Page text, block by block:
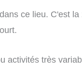
ce lieu. C'est
activités très